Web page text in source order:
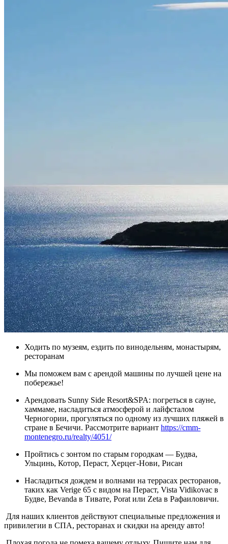
Ходить по музеям, ездить по винодельням, монастырям,
ресторанам
Мы поможем вам с арендой машины по лучшей цене на
побережье!
Арендовать Sunny Side Resort&SPA: погреться в сауне,
хаммаме, насладиться атмосферой и лайфсталом
Черногории, прогуляться по одному из лучших пляжей в
стране в Бечичи. Рассмотрите вариант https://cmm-
montenegro.ru/realty/4051/
Пройтись с зонтом по старым городкам — Будва,
Ульцинь, Котор, Пераст, Херцег-Нови, Рисан
Насладиться дождем и волнами на террасах ресторанов,
таких как Verige 65 с видом на Пераст, Vista Vidikovac в
Будве, Bevanda в Тивате, Porat или Zeta в Рафаиловичи.
Для наших клиентов действуют специальные предложения и
привилегии в СПА, ресторанах и скидки на аренду авто!